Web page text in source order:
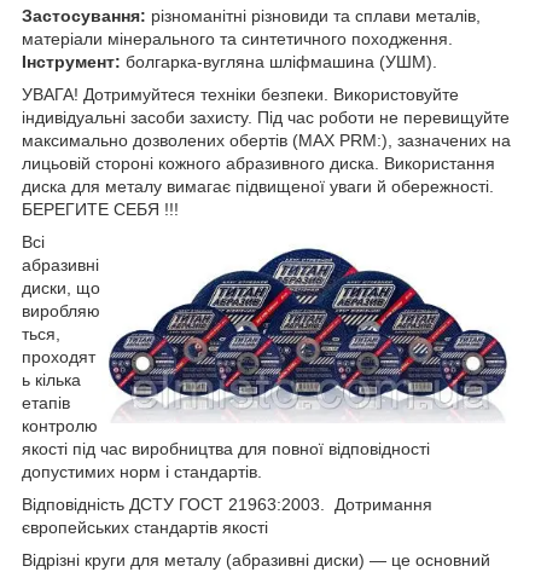
Застосування: різноманітні різновиди та сплави металів,
матеріали мінерального та синтетичного походження.
Інструмент: болгарка-вугляна шліфмашина (УШМ).
УВАГА! Дотримуйтеся техніки безпеки. Використовуйте
індивідуальні засоби захисту. Під час роботи не перевищуйте
максимально дозволених обертів (MAX PRM:), зазначених на
лицьовій стороні кожного абразивного диска. Використання
диска для металу вимагає підвищеної уваги й обережності.
БЕРЕГИТЕ СЕБЯ !!!
Всі
абразивні
диски, що
виробляю
ться,
проходят
ь кілька
етапів
контролю
якості під час виробництва для повної відповідності
допустимих норм і стандартів.
Відповідність ДСТУ ГОСТ 21963:2003. Дотримання
європейських стандартів якості
Відрізні круги для металу (абразивні диски) — це основний